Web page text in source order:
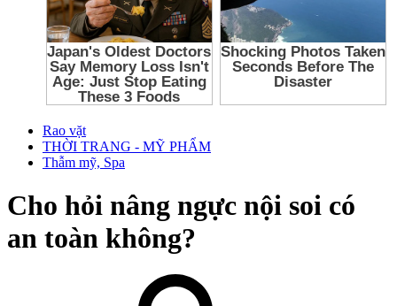
Rao vặt
THỜI TRANG - MỸ PHẨM
Thẫm mỹ, Spa
Cho hỏi nâng ngực nội soi có
an toàn không?